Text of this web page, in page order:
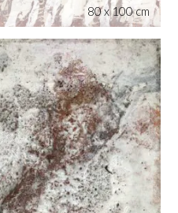
80 x 100 cm